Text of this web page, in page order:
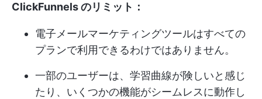
ClickFunnels のリミット：
電子メールマーケティングツールはすべての
プランで利用できるわけではありません。
一部のユーザーは、学習曲線が険しいと感じ
たり、いくつかの機能がシームレスに動作し